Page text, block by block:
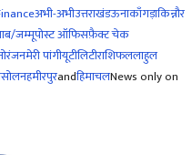
अभी-अभीउत्तराखंडऊनाकाँगड़ाकिन्नौर
जम्मूपोस्ट ऑफिसफ़ैक्ट चेक
मेरी पांगीयूटीलिटीराशिफललाहुल
सोलनहमीरपुरandहिमाचलNews only on